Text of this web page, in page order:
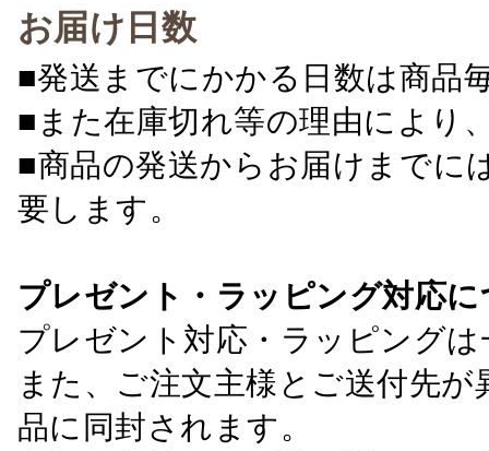
お届け日数
■発送までにかかる日数は商品
■また在庫切れ等の理由により
■商品の発送からお届けまでに
要します。
プレゼント・ラッピング対応
プレゼント対応・ラッピング
また、ご注文主様とご送付先
品に同封されます。